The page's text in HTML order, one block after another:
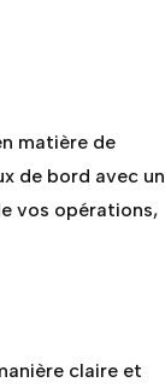
matière de
de bord avec un
vos opérations,
claire et